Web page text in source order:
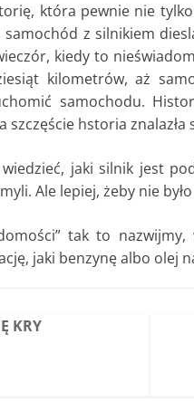
która pewnie nie
z silnikiem
kiedy to
kilometrów, aż
samochodu.
szczęście hstoria znalazła
jaki silnik jest
Ale lepiej, żeby nie
tak to
jaki benzynę albo olej
KRY